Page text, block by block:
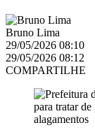
Bruno Lima
29/05/2026 08:10
29/05/2026 08:12
COMPARTILHE